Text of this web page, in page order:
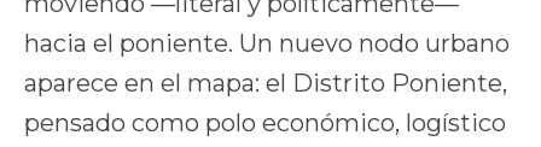
hacia el poniente. Un nuevo nodo urbano
aparece en el mapa: el Distrito Poniente,
pensado como polo económico, logístico